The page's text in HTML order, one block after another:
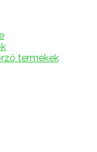
termékek